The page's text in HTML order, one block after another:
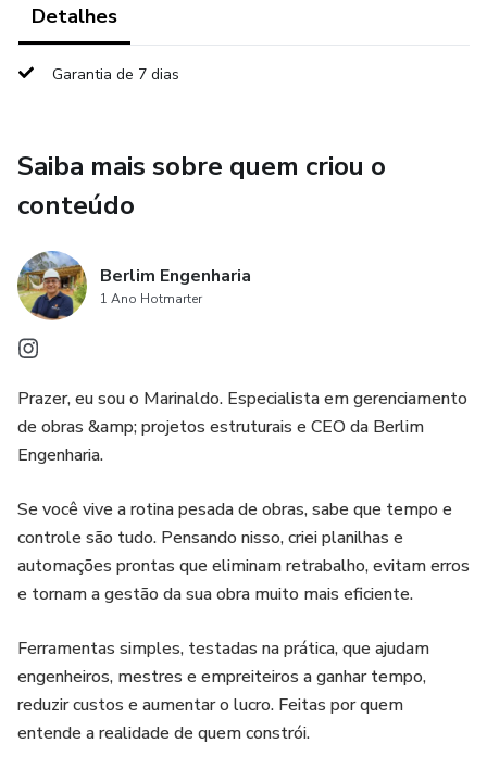
Detalhes
Garantia de 7 dias
Saiba mais sobre quem criou o
conteúdo
Berlim Engenharia
1 Ano Hotmarter
Prazer, eu sou o Marinaldo. Especialista em gerenciamento
de obras &amp; projetos estruturais e CEO da Berlim
Engenharia.
Se você vive a rotina pesada de obras, sabe que tempo e
controle são tudo. Pensando nisso, criei planilhas e
automações prontas que eliminam retrabalho, evitam erros
e tornam a gestão da sua obra muito mais eficiente.
Ferramentas simples, testadas na prática, que ajudam
engenheiros, mestres e empreiteiros a ganhar tempo,
reduzir custos e aumentar o lucro. Feitas por quem
entende a realidade de quem constrói.